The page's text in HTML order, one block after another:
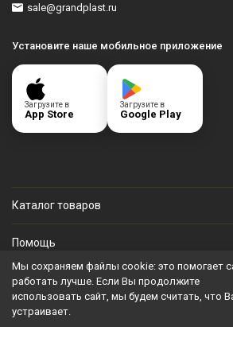
sale@grandplast.ru
Установите наше мобильное приложение
Загрузите в
App Store
Загрузите в
Google Play
Каталог товаров
Помощь
Личный кабинет
Политика персональных данных
Мы сохраняем файлы cookie: это помогает
работать лучше. Если Вы продолжите
использовать сайт, мы будем считать, что
устраивает.